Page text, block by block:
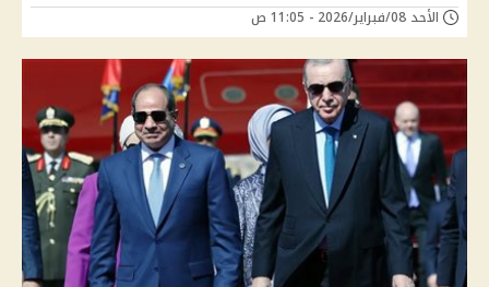
الأحد 08/فبراير/2026 - 11:05 ص